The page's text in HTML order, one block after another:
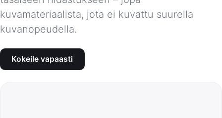
kuvamateriaalista, jota ei kuvattu suurella
kuvanopeudella.
Kokeile vapaasti